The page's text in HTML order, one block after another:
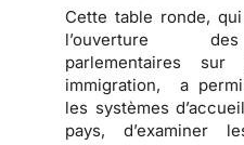
Cette table ronde,
l’ouverture
parlementaires
immigration, a
les systèmes
pays, d’examiner